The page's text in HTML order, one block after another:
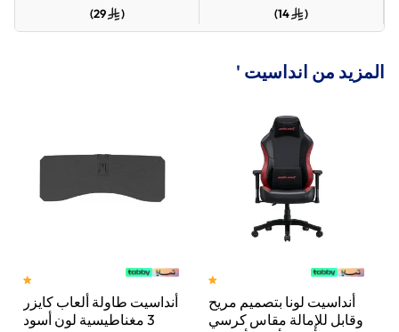
(
14
)
(
29
)
المزيد من انداسيت '
أنداسيت طاولة ألعاب كايزر
3 مغناطيسية لون أسود
أنداسيت لونا بتصميم مريح
وقابل للإمالة مقاس كرسي